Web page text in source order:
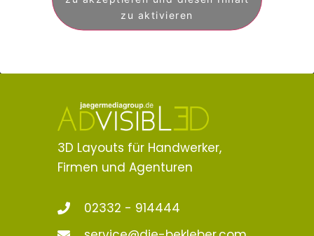
zu aktivieren
3D Layouts für Handwerker,
Firmen und Agenturen
02332 - 914444